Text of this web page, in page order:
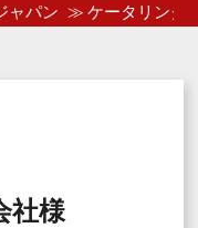
ャパン ケータリング
社様